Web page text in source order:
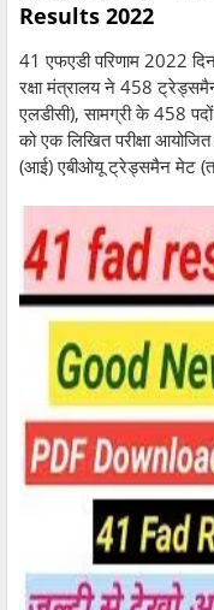
Results 2022
41 एफएडी परिणाम 2022
रक्षा मंत्रालय ने 458
एलडीसी), सामग्री के 458
को एक लिखित परीक्षा
(आई) एबीओयू ट्रेड्समैन मेट